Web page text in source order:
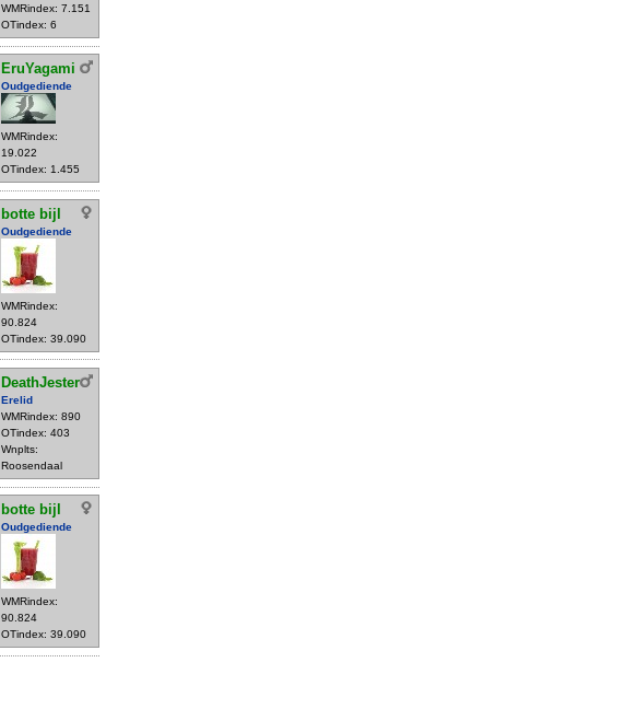
WMRindex: 7.151
OTindex: 6
EruYagami
Oudgediende
WMRindex:
19.022
OTindex: 1.455
botte bijl
Oudgediende
WMRindex:
90.824
OTindex: 39.090
DeathJester
Erelid
WMRindex: 890
OTindex: 403
Wnplts:
Roosendaal
botte bijl
Oudgediende
WMRindex:
90.824
OTindex: 39.090